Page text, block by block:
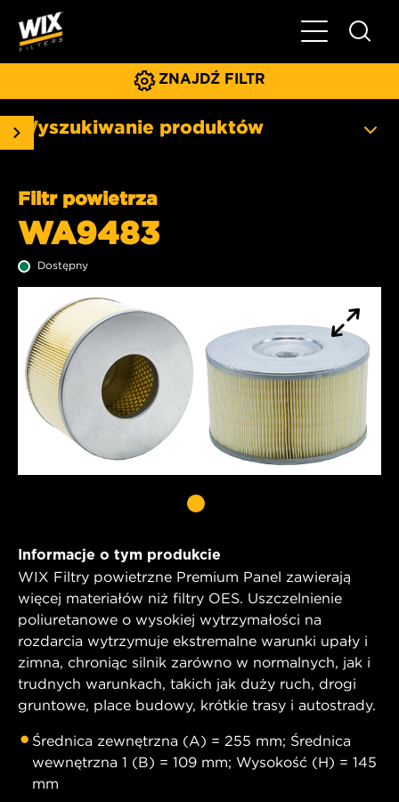
Pokaż/ukryj
ZNAJDŹ FILTR
Wyszukiwanie produktów
Filtr powietrza
WA9483
Dostępny
Informacje o tym produkcie
WIX Filtry powietrzne Premium Panel zawierają
więcej materiałów niż filtry OES. Uszczelnienie
poliuretanowe o wysokiej wytrzymałości na
rozdarcia wytrzymuje ekstremalne warunki upały i
zimna, chroniąc silnik zarówno w normalnych, jak i
trudnych warunkach, takich jak duży ruch, drogi
gruntowe, place budowy, krótkie trasy i autostrady.
Średnica zewnętrzna (A) = 255 mm; Średnica
wewnętrzna 1 (B) = 109 mm; Wysokość (H) = 145
mm